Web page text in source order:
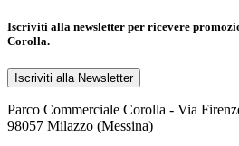
Iscriviti alla newsletter per ricevere
Corolla.
Iscriviti alla Newsletter
Parco Commerciale Corolla - Via
98057 Milazzo (Messina)